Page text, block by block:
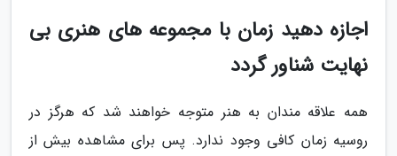
اجازه دهید زمان با مجموعه های هنری بی
نهایت شناور گردد
همه علاقه مندان به هنر متوجه خواهند شد که هرگز در
روسیه زمان کافی وجود ندارد. پس برای مشاهده بیش از